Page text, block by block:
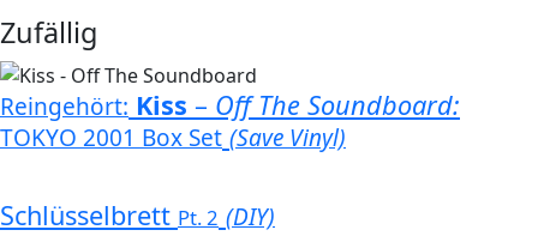
Zufällig
Reingehört: Kiss – Off The Soundboard:
TOKYO 2001 Box Set (Save Vinyl)
Schlüsselbrett Pt. 2 (DIY)